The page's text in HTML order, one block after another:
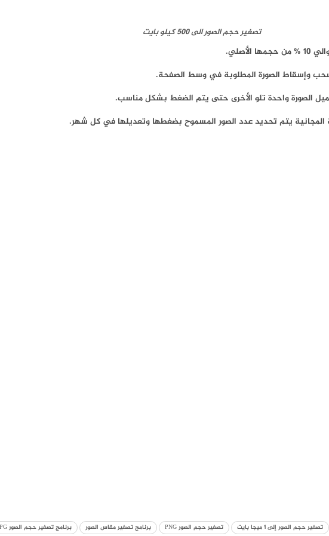
تصغير حجم الصور الى 500 كيلو بايت
وإسقاط الصورة المطلوبة في وسط الصفحة.
الصورة واحدة تلو الأخرى حتى يتم الضغط بشكل مناسب.
يتم تحديد عدد الصور المسموح بضغطها وتعديلها في كل شهر.
برنامج تصغير حجم الصور JPG للايفون برنامج تصغير مقاس الصور تصغير حجم الصور PNG تصغير حجم الصور إلى 1 ميجا بايت